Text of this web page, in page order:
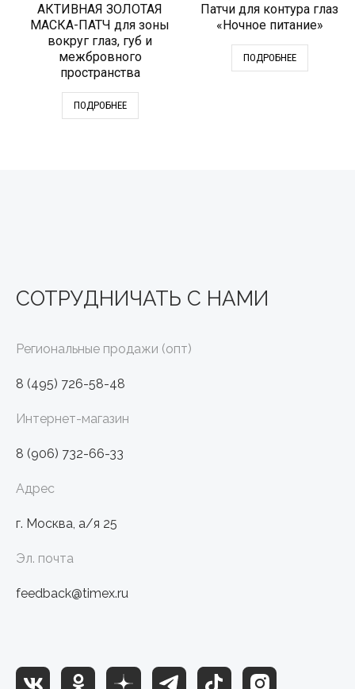
АКТИВНАЯ ЗОЛОТАЯ
МАСКА-ПАТЧ для зоны
вокруг глаз, губ и
межбровного
пространства
ПОДРОБНЕЕ
Патчи для контура глаз
«Ночное питание»
ПОДРОБНЕЕ
Адрес
г. Москва, а/я 25
Эл. почта
feedback@timex.ru
Региональные продажи (опт)
8 (495) 726-58-48
Интернет-магазин
8 (906) 732-66-33
СОТРУДНИЧАТЬ С НАМИ